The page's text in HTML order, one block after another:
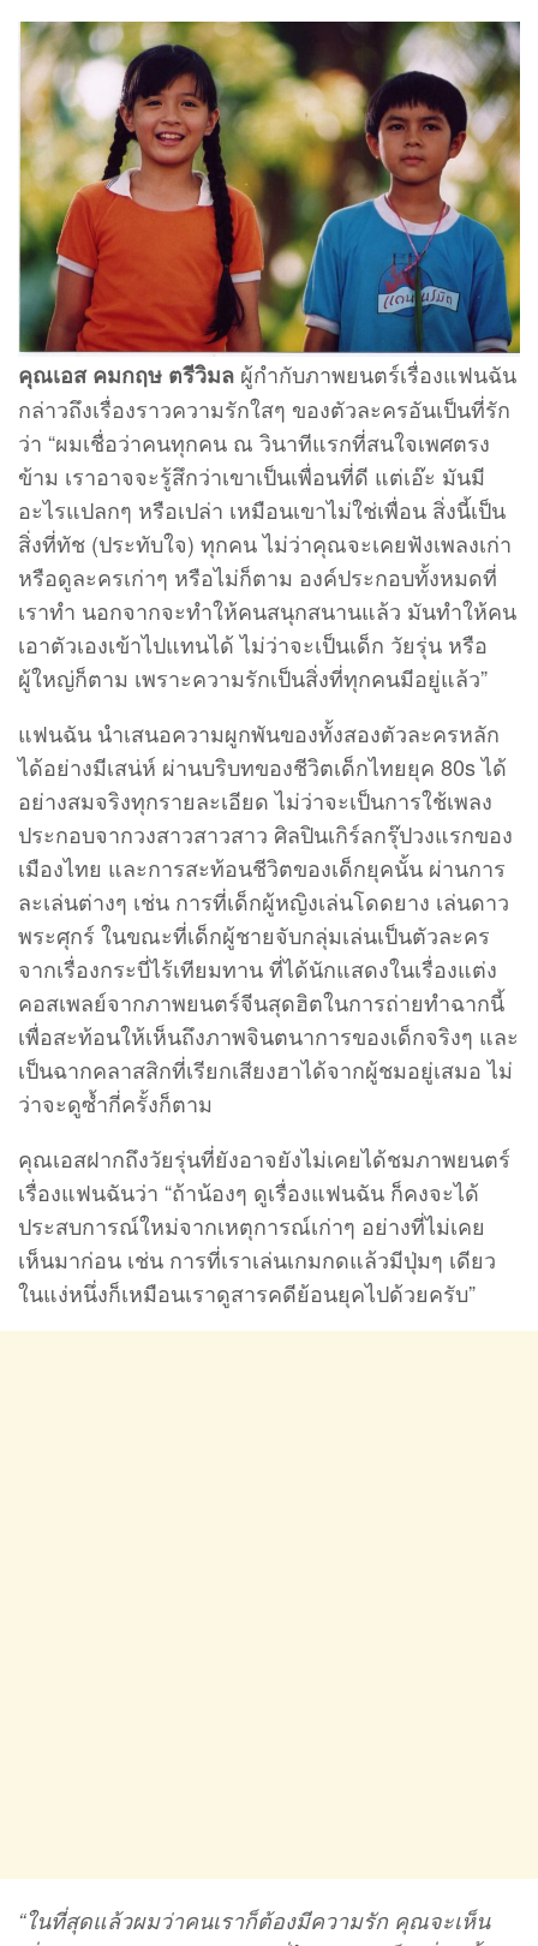
คุณเอส คมกฤษ ตรีวิมล ผู้กำกับภาพยนตร์เรื่องแฟนฉัน
กล่าวถึงเรื่องราวความรักใสๆ ของตัวละครอันเป็นที่รัก
ว่า “ผมเชื่อว่าคนทุกคน ณ วินาทีแรกที่สนใจเพศตรง
ข้าม เราอาจจะรู้สึกว่าเขาเป็นเพื่อนที่ดี แต่เอ๊ะ มันมี
อะไรแปลกๆ หรือเปล่า เหมือนเขาไม่ใช่เพื่อน สิ่งนี้เป็น
สิ่งที่ทัช (ประทับใจ) ทุกคน ไม่ว่าคุณจะเคยฟังเพลงเก่า
หรือดูละครเก่าๆ หรือไม่ก็ตาม องค์ประกอบทั้งหมดที่
เราทำ นอกจากจะทำให้คนสนุกสนานแล้ว มันทำให้คน
เอาตัวเองเข้าไปแทนได้ ไม่ว่าจะเป็นเด็ก วัยรุ่น หรือ
ผู้ใหญ่ก็ตาม เพราะความรักเป็นสิ่งที่ทุกคนมีอยู่แล้ว”
แฟนฉัน นำเสนอความผูกพันของทั้งสองตัวละครหลัก
ได้อย่างมีเสน่ห์ ผ่านบริบทของชีวิตเด็กไทยยุค 80s ได้
อย่างสมจริงทุกรายละเอียด ไม่ว่าจะเป็นการใช้เพลง
ประกอบจากวงสาวสาวสาว ศิลปินเกิร์ลกรุ๊ปวงแรกของ
เมืองไทย และการสะท้อนชีวิตของเด็กยุคนั้น ผ่านการ
ละเล่นต่างๆ เช่น การที่เด็กผู้หญิงเล่นโดดยาง เล่นดาว
พระศุกร์ ในขณะที่เด็กผู้ชายจับกลุ่มเล่นเป็นตัวละคร
จากเรื่องกระบี่ไร้เทียมทาน ที่ได้นักแสดงในเรื่องแต่ง
คอสเพลย์จากภาพยนตร์จีนสุดฮิตในการถ่ายทำฉากนี้
เพื่อสะท้อนให้เห็นถึงภาพจินตนาการของเด็กจริงๆ และ
เป็นฉากคลาสสิกที่เรียกเสียงฮาได้จากผู้ชมอยู่เสมอ ไม่
ว่าจะดูซ้ำกี่ครั้งก็ตาม
คุณเอสฝากถึงวัยรุ่นที่ยังอาจยังไม่เคยได้ชมภาพยนตร์
เรื่องแฟนฉันว่า “ถ้าน้องๆ ดูเรื่องแฟนฉัน ก็คงจะได้
ประสบการณ์ใหม่จากเหตุการณ์เก่าๆ อย่างที่ไม่เคย
เห็นมาก่อน เช่น การที่เราเล่นเกมกดแล้วมีปุ่มๆ เดียว
ในแง่หนึ่งก็เหมือนเราดูสารคดีย้อนยุคไปด้วยครับ”
“ในที่สุดแล้วผมว่าคนเราก็ต้องมีความรัก คุณจะเห็น